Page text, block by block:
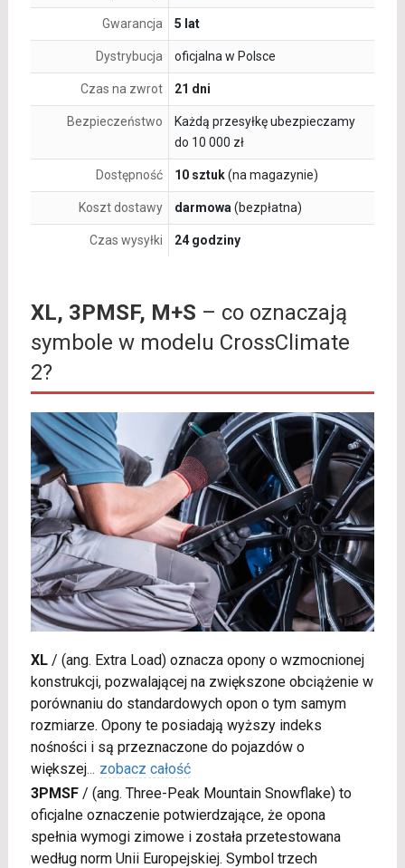
Gwarancja 5 lat
Dystrybucja oficjalna w Polsce
Czas na zwrot 21 dni
Bezpieczeństwo
Każdą przesyłkę ubezpieczamy
do 10 000 zł
Dostępność 10 sztuk(na magazynie)
Koszt dostawy darmowa (bezpłatna)
Czas wysyłki 24 godziny
XL, 3PMSF, M+S – co oznaczają
symbole w modelu CrossClimate
2?
XL/ (ang. Extra Load) oznacza opony o wzmocnionej
konstrukcji, pozwalającej na zwiększone obciążenie w
porównaniu do standardowych opon o tym samym
rozmiarze. Opony te posiadają wyższy indeks
nośności i są przeznaczone do pojazdów o
większej... zobacz całość
3PMSF/ (ang. Three-Peak Mountain Snowflake) to
oficjalne oznaczenie potwierdzające, że opona
spełnia wymogi zimowe i została przetestowana
według norm Unii Europejskiej. Symbol trzech